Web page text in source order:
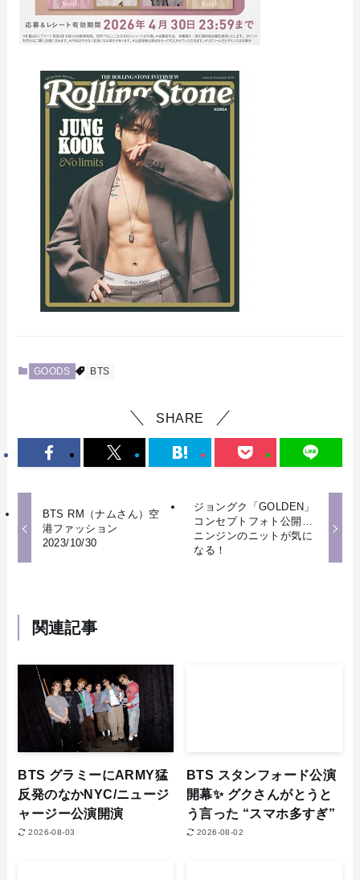
GOODS BTS
SHARE
BTS RM（ナムさん）空
港ファッション
2023/10/30
ジョングク「GOLDEN」
コンセプトフォト公開…
ニンジンのニットが気に
なる！
関連記事
BTS グラミーにARMY猛
反発のなかNYC/ニュージ
ャージー公演開演
2026-08-03
BTS スタンフォード公演
開幕✨ グクさんがとうと
う言った “スマホ多すぎ”
2026-08-02